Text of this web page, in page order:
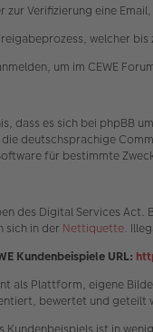
zur Verifizierung eine
welcher bis
um im CEWE
dass es sich bei phpBB
deutschsprachige
für bestimmte
des Digital Services
sich in der Nettiquette.
Kundenbeispiele URL:
als Plattform, eigene
bewertet und geteilt
Kundenbeispiels ist in